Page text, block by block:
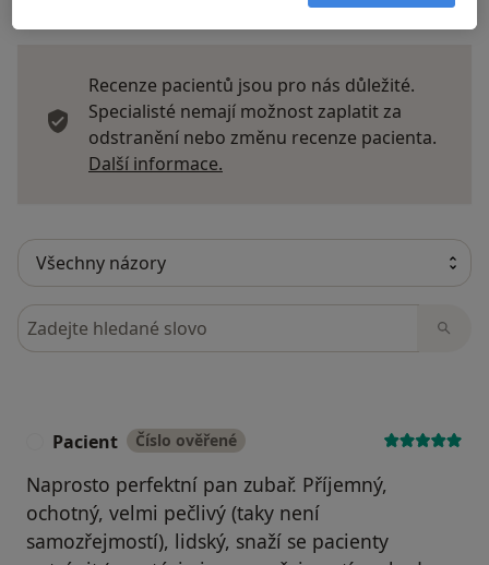
Recenze pacientů jsou pro nás důležité.
Specialisté nemají možnost zaplatit za
odstranění nebo změnu recenze pacienta.
Další informace.
Hledejte v názorech
Pacient Číslo ověřené
Naprosto perfektní pan zubař. Příjemný,
ochotný, velmi pečlivý (taky není
samozřejmostí), lidský, snaží se pacienty